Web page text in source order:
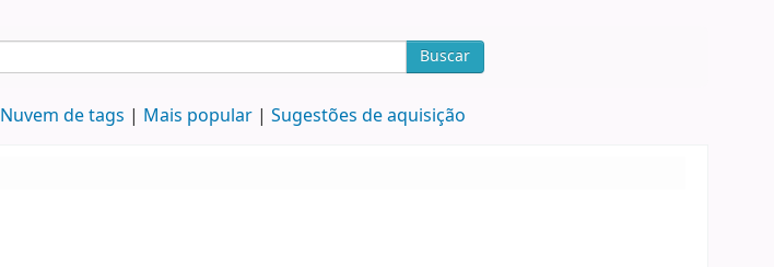
Buscar
Nuvem de tags Mais popular Sugestões de aquisição